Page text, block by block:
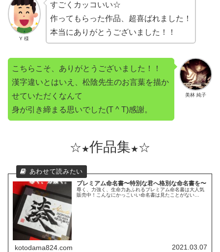
Y 様
すごくカッコいい☆
作ってもらった作品、超喜ばれました！
本当にありがとうございました！！
美林 純子
こちらこそ、ありがとうございました！！
漢字違いとはいえ、松陰先生のお言葉を描か
せていただくなんて
身が引き締まる思いでした(T ^ T)感謝。
☆★作品集★☆
プレミアム命名書〜特別な君へ格別な命名書を〜
尊く、力強く、生命力あふれるプレミアム命名書は大人気
販売中！こんなにかっこいい命名書は見たことがない…
kotodama824.com 2021.03.07